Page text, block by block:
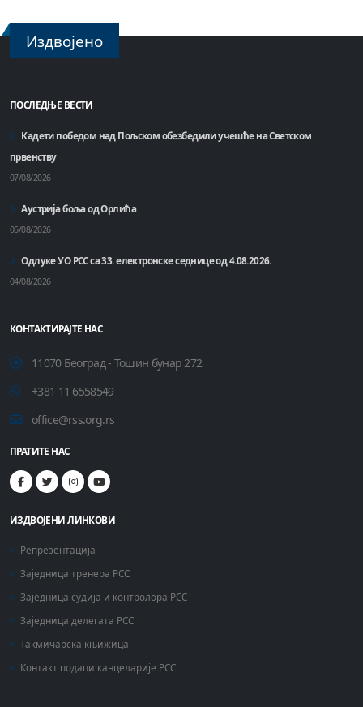
Издвојено
ПОСЛЕДЊЕ ВЕСТИ
Кадети победом над Пољском обезбедили учешће на Светском
првенству
07/08/2026
Аустрија боља од Орлића
06/08/2026
Одлуке УО РСС са 33. електронске седнице од 4.08.2026.
04/08/2026
КОНТАКТИРАЈТЕ НАС
11070 Београд - Тошин бунар 272
+381 11 6558549
office@rss.org.rs
ПРАТИТЕ НАС
ИЗДВОЈЕНИ ЛИНКОВИ
Репрезентација
Заједница тренера РСС
Заједница судија и контролора РСС
Заједница делегата РСС
Такмичарска књижица
Контакт подаци канцеларије РСС